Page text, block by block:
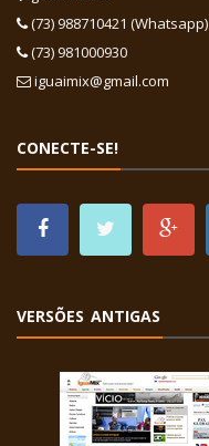
(73) 988710421 (Whatsapp)
(73) 981000930
iguaimix@gmail.com
CONECTE-SE!
VERSÕES ANTIGAS